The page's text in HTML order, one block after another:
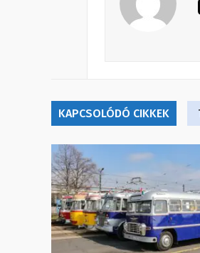
KAPCSOLÓDÓ CIKKEK